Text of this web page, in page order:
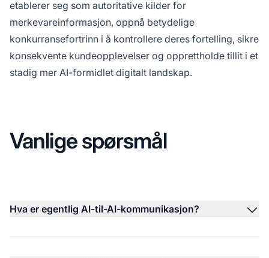
etablerer seg som autoritative kilder for
merkevareinformasjon, oppnå betydelige
konkurransefortrinn i å kontrollere deres fortelling, sikre
konsekvente kundeopplevelser og opprettholde tillit i et
stadig mer AI-formidlet digitalt landskap.
Vanlige spørsmål
Hva er egentlig AI-til-AI-kommunikasjon?